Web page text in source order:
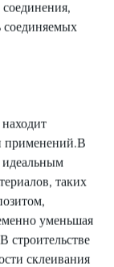
соединяемых
применений.В
идеальным
таких
уменьшая
строительстве
склеивания